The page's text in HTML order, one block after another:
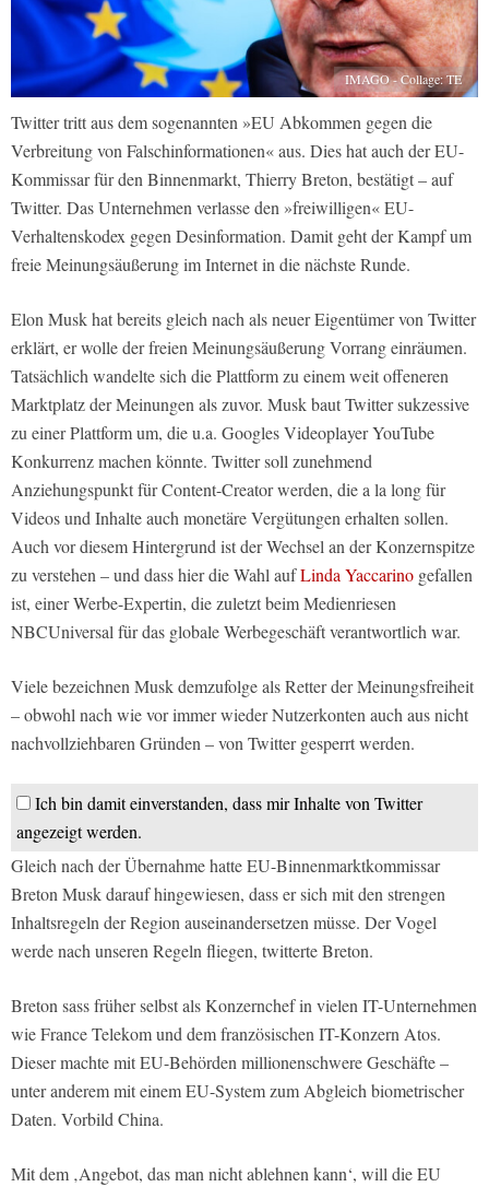
IMAGO - Collage: TE
Twitter tritt aus dem sogenannten »EU Abkommen gegen die
Verbreitung von Falschinformationen« aus. Dies hat auch der EU-
Kommissar für den Binnenmarkt, Thierry Breton, bestätigt – auf
Twitter. Das Unternehmen verlasse den »freiwilligen« EU-
Verhaltenskodex gegen Desinformation. Damit geht der Kampf um
freie Meinungsäußerung im Internet in die nächste Runde.
Elon Musk hat bereits gleich nach als neuer Eigentümer von Twitter
erklärt, er wolle der freien Meinungsäußerung Vorrang einräumen.
Tatsächlich wandelte sich die Plattform zu einem weit offeneren
Marktplatz der Meinungen als zuvor. Musk baut Twitter sukzessive
zu einer Plattform um, die u.a. Googles Videoplayer YouTube
Konkurrenz machen könnte. Twitter soll zunehmend
Anziehungspunkt für Content-Creator werden, die a la long für
Videos und Inhalte auch monetäre Vergütungen erhalten sollen.
Auch vor diesem Hintergrund ist der Wechsel an der Konzernspitze
zu verstehen – und dass hier die Wahl aufLinda Yaccarino gefallen
ist, einer Werbe-Expertin, die zuletzt beim Medienriesen
NBCUniversal für das globale Werbegeschäft verantwortlich war.
Viele bezeichnen Musk demzufolge als Retter der Meinungsfreiheit
– obwohl nach wie vor immer wieder Nutzerkonten auch aus nicht
nachvollziehbaren Gründen – von Twitter gesperrt werden.
Ich bin damit einverstanden, dass mir Inhalte von Twitter
angezeigt werden.
Gleich nach der Übernahme hatte EU-Binnenmarktkommissar
Breton Musk darauf hingewiesen, dass er sich mit den strengen
Inhaltsregeln der Region auseinandersetzen müsse. Der Vogel
werde nach unseren Regeln fliegen, twitterte Breton.
Breton sass früher selbst als Konzernchef in vielen IT-Unternehmen
wie France Telekom und dem französischen IT-Konzern Atos.
Dieser machte mit EU-Behörden millionenschwere Geschäfte –
unter anderem mit einem EU-System zum Abgleich biometrischer
Daten. Vorbild China.
Mit dem ‚Angebot, das man nicht ablehnen kann‘, will die EU